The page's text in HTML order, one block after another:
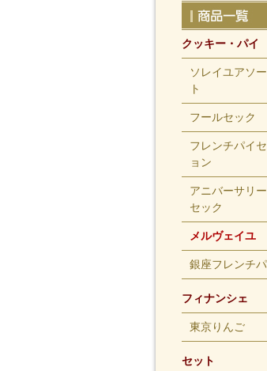
クッキー・パイ
ソレイユアソ
ト
フールセック
フレンチパイ
ョン
アニバーサリ
セック
メルヴェイユ
銀座フレンチ
フィナンシェ
東京りんご
セット